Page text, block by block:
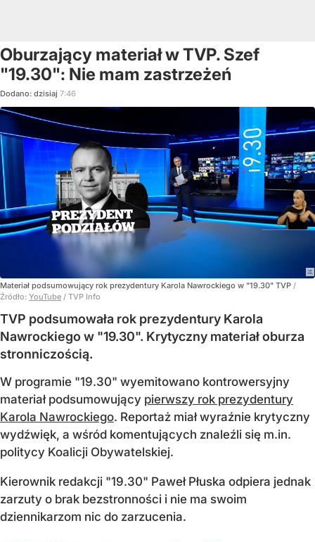
Oburzający materiał w TVP. Szef
"19.30": Nie mam zastrzeżeń
Dodano: dzisiaj 7:46
Materiał podsumowujący rok prezydentury Karola Nawrockiego w "19.30" TVP /
Źródło: YouTube / TVP Info
TVP podsumowała rok prezydentury Karola
Nawrockiego w "19.30". Krytyczny materiał oburza
stronniczością.
W programie "19.30" wyemitowano kontrowersyjny
materiał podsumowujący pierwszy rok prezydentury
Karola Nawrockiego. Reportaż miał wyraźnie krytyczny
wydźwięk, a wśród komentujących znaleźli się m.in.
politycy Koalicji Obywatelskiej.
Kierownik redakcji "19.30" Paweł Płuska odpiera jednak
zarzuty o brak bezstronności i nie ma swoim
dziennikarzom nic do zarzucenia.